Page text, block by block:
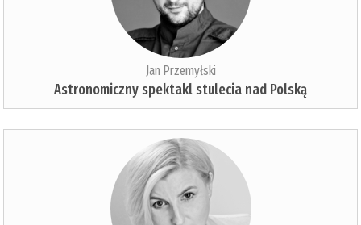
Jan Przemyłski
Astronomiczny spektakl stulecia nad Polską